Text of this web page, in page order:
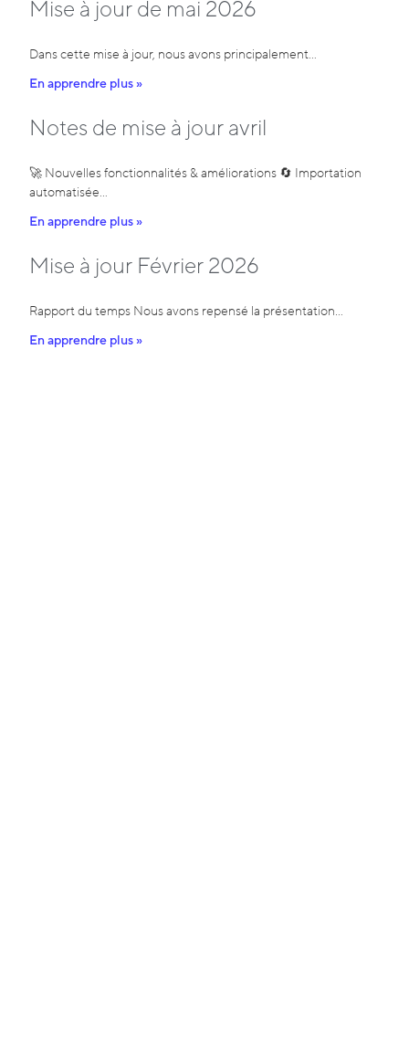
Mise à jour de mai 2026
Dans cette mise à jour, nous avons principalement…
En apprendre plus »
Notes de mise à jour avril
🚀 Nouvelles fonctionnalités & améliorations 🔄 Importation
automatisée…
En apprendre plus »
Mise à jour Février 2026
Rapport du temps Nous avons repensé la présentation…
En apprendre plus »